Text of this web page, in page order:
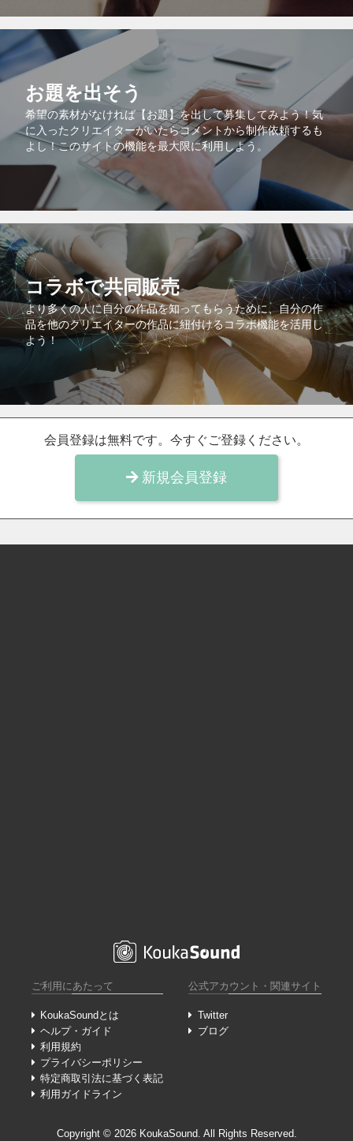
お題を出そう
希望の素材がなければ【お題】を出して募集してみよう！気
に入ったクリエイターがいたらコメントから制作依頼するも
よし！このサイトの機能を最大限に利用しよう。
コラボで共同販売
より多くの人に自分の作品を知ってもらうために、自分の作
品を他のクリエイターの作品に紐付けるコラボ機能を活用し
よう！
会員登録は無料です。今すぐご登録ください。
新規会員登録
ご利用にあたって
KoukaSoundとは
ヘルプ・ガイド
利用規約
プライバシーポリシー
特定商取引法に基づく表記
利用ガイドライン
公式アカウント・関連サイト
Twitter
ブログ
Copyright ©︎ 2026 KoukaSound. All Rights Reserved.